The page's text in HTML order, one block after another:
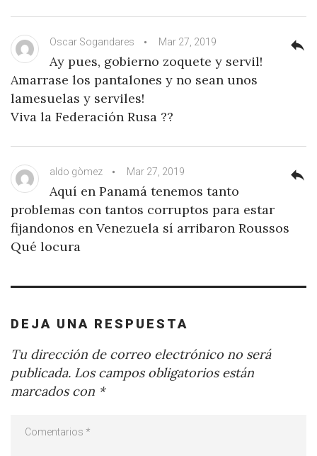
Oscar Sogandares Mar 27, 2019
Ay pues, gobierno zoquete y servil!
Amarrase los pantalones y no sean unos
lamesuelas y serviles!
Viva la Federación Rusa ??
reply
aldo gòmez Mar 27, 2019
Aquí en Panamá tenemos tanto
problemas con tantos corruptos para estar
fijandonos en Venezuela sí arribaron Roussos
Qué locura
reply
DEJA UNA RESPUESTA
Tu dirección de correo electrónico no será
publicada. Los campos obligatorios están
marcados con *